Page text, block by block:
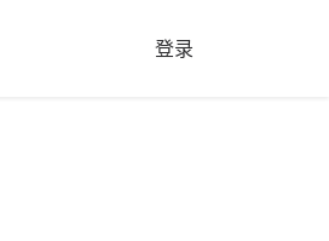
登录